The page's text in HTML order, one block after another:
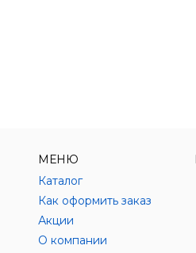
МЕНЮ
Каталог
Как оформить заказ
Акции
О компании